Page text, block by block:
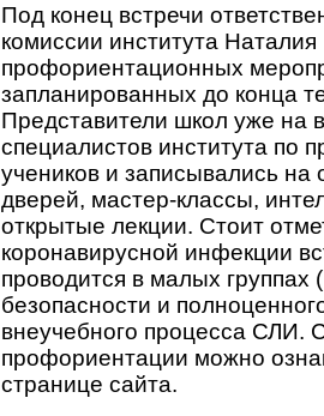
Под конец встречи
комиссии института
профориентационных
запланированных до конца
Представители школ уже на
специалистов института по
учеников и записывались
дверей, мастер-классы,
открытые лекции. Стоит
коронавирусной инфекции
проводится в малых группах
безопасности и
внеучебного процесса СЛИ.
профориентации можно
странице сайта.